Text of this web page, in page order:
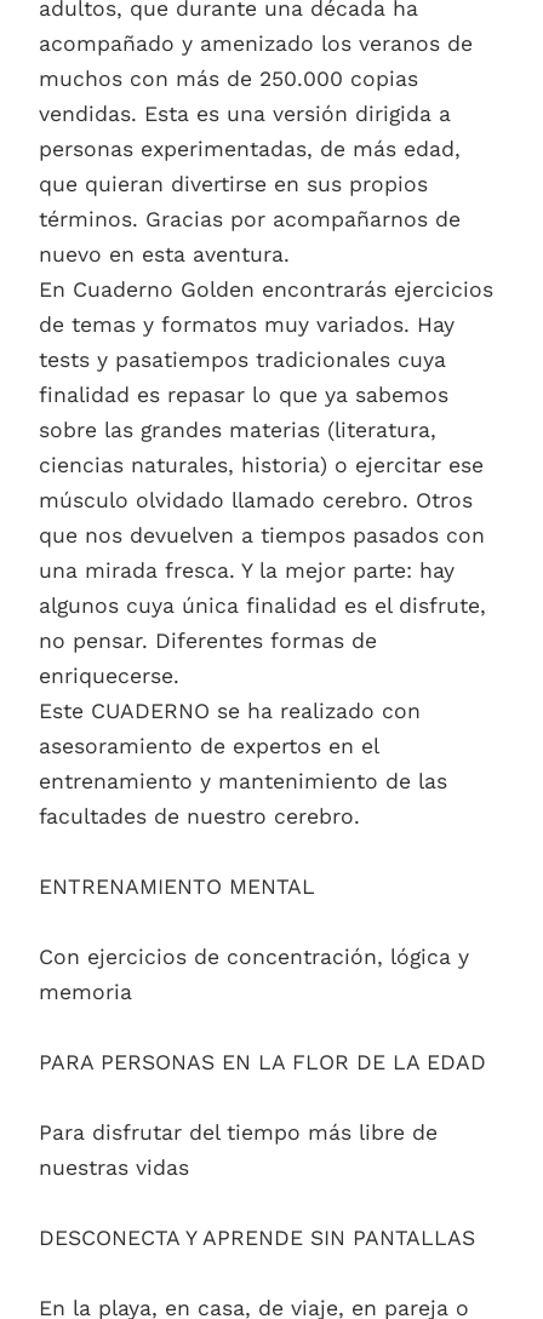
adultos, que durante una década ha
acompañado y amenizado los veranos de
muchos con más de 250.000 copias
vendidas. Esta es una versión dirigida a
personas experimentadas, de más edad,
que quieran divertirse en sus propios
términos. Gracias por acompañarnos de
nuevo en esta aventura.
En Cuaderno Golden encontrarás ejercicios
de temas y formatos muy variados. Hay
tests y pasatiempos tradicionales cuya
finalidad es repasar lo que ya sabemos
sobre las grandes materias (literatura,
ciencias naturales, historia) o ejercitar ese
músculo olvidado llamado cerebro. Otros
que nos devuelven a tiempos pasados con
una mirada fresca. Y la mejor parte: hay
algunos cuya única finalidad es el disfrute,
no pensar. Diferentes formas de
enriquecerse.
Este CUADERNO se ha realizado con
asesoramiento de expertos en el
entrenamiento y mantenimiento de las
facultades de nuestro cerebro.
ENTRENAMIENTO MENTAL
Con ejercicios de concentración, lógica y
memoria
PARA PERSONAS EN LA FLOR DE LA EDAD
Para disfrutar del tiempo más libre de
nuestras vidas
DESCONECTA Y APRENDE SIN PANTALLAS
En la playa, en casa, de viaje, en pareja o